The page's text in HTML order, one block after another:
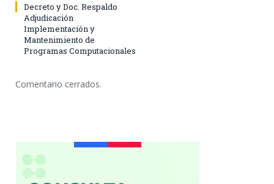
Decreto y Doc. Respaldo
Adjudicación
Implementación y
Mantenimiento de
Programas Computacionales
Comentario cerrados.